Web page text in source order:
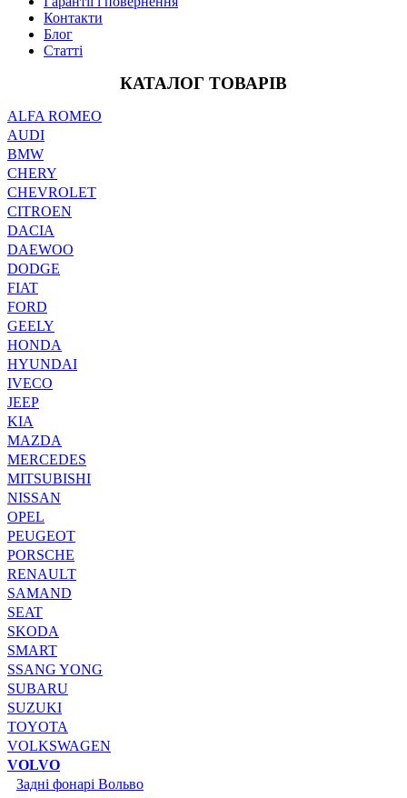
Контакти
Блог
Статті
КАТАЛОГ ТОВАРІВ
ALFA ROMEO
AUDI
BMW
CHERY
CHEVROLET
CITROEN
DACIA
DAEWOO
DODGE
FIAT
FORD
GEELY
HONDA
HYUNDAI
IVECO
JEEP
KIA
MAZDA
MERCEDES
MITSUBISHI
NISSAN
OPEL
PEUGEOT
PORSCHE
RENAULT
SAMAND
SEAT
SKODA
SMART
SSANG YONG
SUBARU
SUZUKI
TOYOTA
VOLKSWAGEN
VOLVO
Задні фонарі Вольво